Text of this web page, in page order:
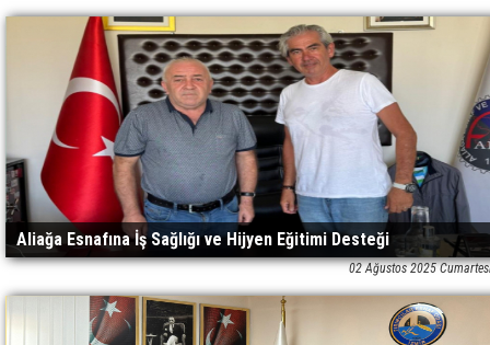
Aliağa Esnafına İş Sağlığı ve Hijyen Eğitimi Desteği
02 Ağustos 2025